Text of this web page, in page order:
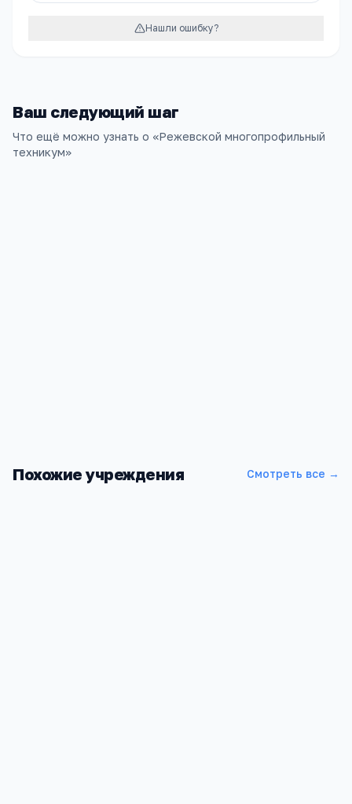
Нашли ошибку?
Ваш следующий шаг
Что ещё можно узнать о «Режевской многопрофильный
техникум»
Похожие учреждения Смотреть все →